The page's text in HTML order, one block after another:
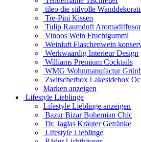
tileo die stilvolle
Tre-Pini Kissen
Tulip Raumduft Aromadiffusor
Vinoos Wein Fruchtgummi
Weinluft Flaschenwein
Werkwaardig Interieur Design
Williams Premium Cocktails
WMG Wohnmanufactur
Zwitscherbox Lakesidebox
Marken anzeigen
Lifestyle Lieblinge
Lifestyle Lieblinge anzeigen
Bazar Bizar Bohemian Chic
Dr. Jaglas Kräuter Getränke
Lifestyle Lieblinge